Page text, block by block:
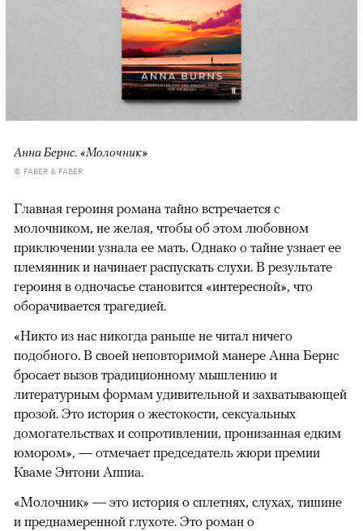
Анна Бернс. «Молочник»
© FABER & FABER
Главная героиня романа тайно встречается с
молочником, не желая, чтобы об этом любовном
приключении узнала ее мать. Однако о тайне узнает ее
племянник и начинает распускать слухи. В результате
героиня в одночасье становится «интересной», что
оборачивается трагедией.
«Никто из нас никогда раньше не читал ничего
подобного. В своей неповторимой манере Анна Бернс
бросает вызов традиционному мышлению и
литературным формам удивительной и захватывающей
прозой. Это история о жестокости, сексуальных
домогательствах и сопротивлении, пронизанная едким
юмором», — отмечает председатель жюри премии
Кваме Энтони Аппиа.
«Молочник» — это история о сплетнях, слухах, тишине
и преднамеренной глухоте. Это роман о